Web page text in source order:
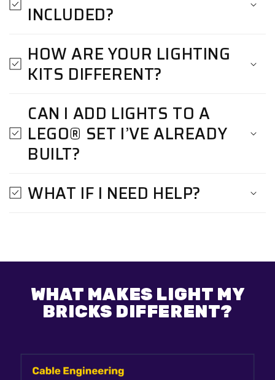
INCLUDED?
HOW ARE YOUR LIGHTING
KITS DIFFERENT?
CAN I ADD LIGHTS TO A
LEGO® SET I’VE ALREADY
BUILT?
WHAT IF I NEED HELP?
WHAT MAKES LIGHT MY
BRICKS DIFFERENT?